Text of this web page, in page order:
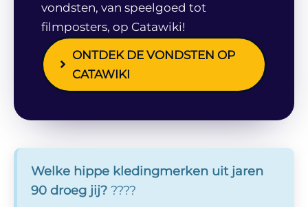
vondsten, van speelgoed tot
filmposters, op Catawiki!
ONTDEK DE VONDSTEN OP
CATAWIKI
Welke hippe kledingmerken uit jaren
90 droeg jij? ????